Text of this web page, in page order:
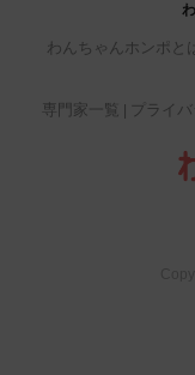
わんちゃんホンポと
専門家一覧
プライ